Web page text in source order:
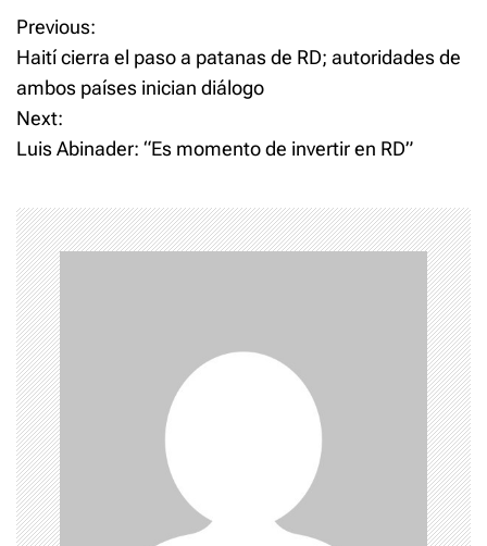
provecho propio y el de
familiares- la utilización de
esos fondos sin tomar en
cuenta…
P
o
s
n
a
v
i
g
a
t
Previous:
Haití cierra el paso a patanas de RD; autoridades de
ambos países inician diálogo
Next:
Luis Abinader: “Es momento de invertir en RD”